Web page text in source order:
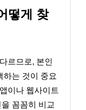
떻게 찾
르므로, 본인
하는 것이 중요
이나 웹사이트
꼼꼼히 비교